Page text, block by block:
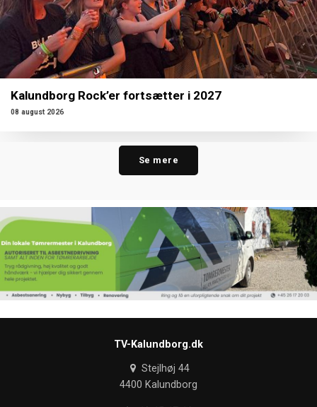
Kalundborg Rock’er fortsætter i 2027
08 august 2026
Se mere
TV-Kalundborg.dk
Stejlhøj 44
4400 Kalundborg